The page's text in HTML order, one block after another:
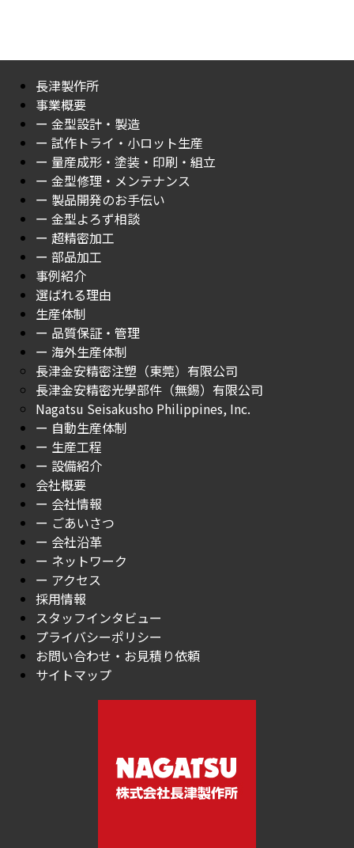
長津製作所
事業概要
ー 金型設計・製造
ー 試作トライ・小ロット生産
ー 量産成形・塗装・印刷・組立
ー 金型修理・メンテナンス
ー 製品開発のお手伝い
ー 金型よろず相談
ー 超精密加工
ー 部品加工
事例紹介
選ばれる理由
生産体制
ー 品質保証・管理
ー 海外生産体制
長津金安精密注塑（東莞）有限公司
長津金安精密光學部件（無錫）有限公司
Nagatsu Seisakusho Philippines, Inc.
ー 自動生産体制
ー 生産工程
ー 設備紹介
会社概要
ー 会社情報
ー ごあいさつ
ー 会社沿革
ー ネットワーク
ー アクセス
採用情報
スタッフインタビュー
プライバシーポリシー
お問い合わせ・お見積り依頼
サイトマップ